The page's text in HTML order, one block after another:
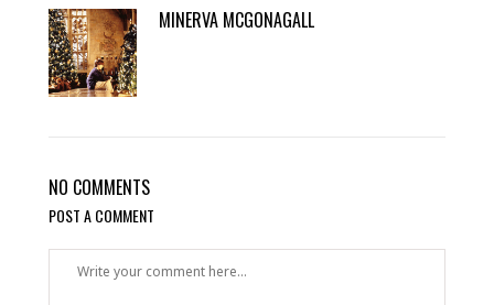
MINERVA MCGONAGALL
NO COMMENTS
POST A COMMENT